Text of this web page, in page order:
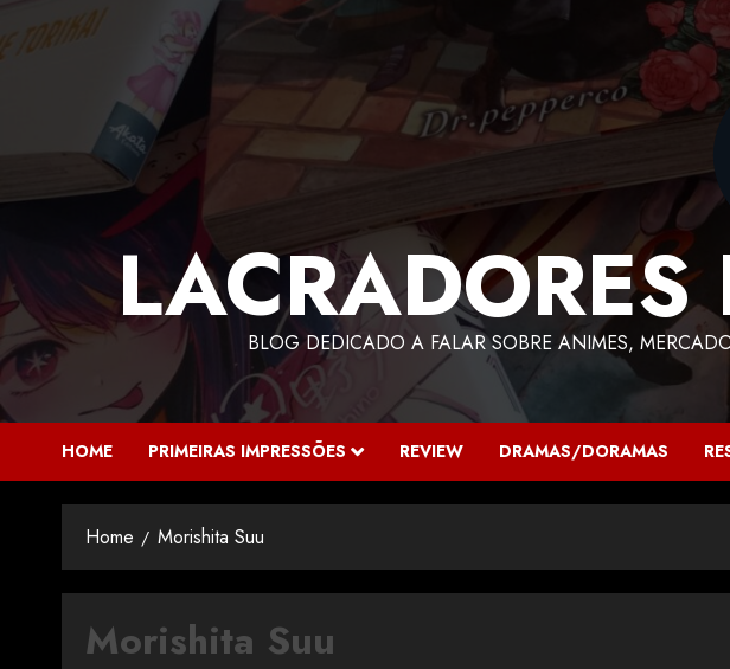
BLOG DEDICADO A FALAR SOBRE ANIMES,
HOME PRIMEIRAS IMPRESSÕES REVIEW DRAMAS/DORAMAS
Home Morishita Suu
Morishita Suu